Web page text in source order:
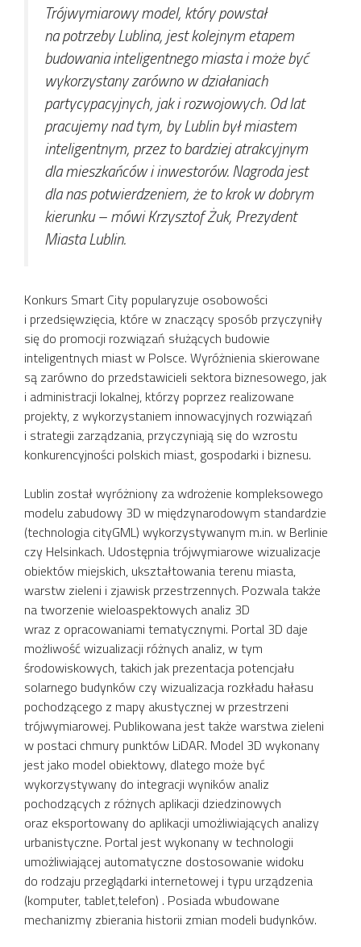
Trójwymiarowy model, który powstał
na potrzeby Lublina, jest kolejnym etapem
budowania inteligentnego miasta i może być
wykorzystany zarówno w działaniach
partycypacyjnych, jak i rozwojowych. Od lat
pracujemy nad tym, by Lublin był miastem
inteligentnym, przez to bardziej atrakcyjnym
dla mieszkańców i inwestorów. Nagroda jest
dla nas potwierdzeniem, że to krok w dobrym
kierunku– mówi Krzysztof Żuk, Prezydent
Miasta Lublin.
Konkurs Smart City popularyzuje osobowości
i przedsięwzięcia, które w znaczący sposób przyczyniły
się do promocji rozwiązań służących budowie
inteligentnych miast w Polsce. Wyróżnienia skierowane
są zarówno do przedstawicieli sektora biznesowego, jak
i administracji lokalnej, którzy poprzez realizowane
projekty, z wykorzystaniem innowacyjnych rozwiązań
i strategii zarządzania, przyczyniają się do wzrostu
konkurencyjności polskich miast, gospodarki i biznesu.
Lublin został wyróżniony za wdrożenie kompleksowego
modelu zabudowy 3D w międzynarodowym standardzie
(technologia cityGML) wykorzystywanym m.in. w Berlinie
czy Helsinkach. Udostępnia trójwymiarowe wizualizacje
obiektów miejskich, ukształtowania terenu miasta,
warstw zieleni i zjawisk przestrzennych. Pozwala także
na tworzenie wieloaspektowych analiz 3D
wraz z opracowaniami tematycznymi. Portal 3D daje
możliwość wizualizacji różnych analiz, w tym
środowiskowych, takich jak prezentacja potencjału
solarnego budynków czy wizualizacja rozkładu hałasu
pochodzącego z mapy akustycznej w przestrzeni
trójwymiarowej. Publikowana jest także warstwa zieleni
w postaci chmury punktów LiDAR. Model 3D wykonany
jest jako model obiektowy, dlatego może być
wykorzystywany do integracji wyników analiz
pochodzących z różnych aplikacji dziedzinowych
oraz eksportowany do aplikacji umożliwiających analizy
urbanistyczne. Portal jest wykonany w technologii
umożliwiającej automatyczne dostosowanie widoku
do rodzaju przeglądarki internetowej i typu urządzenia
(komputer, tablet,telefon) . Posiada wbudowane
mechanizmy zbierania historii zmian modeli budynków.